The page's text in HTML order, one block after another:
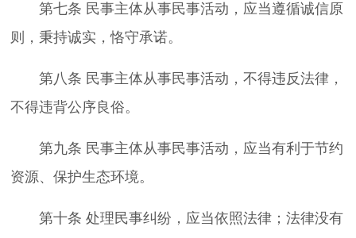
第七条 民事主体从事民事活动，应当遵循诚信原
则，秉持诚实，恪守承诺。
第八条 民事主体从事民事活动，不得违反法律，
不得违背公序良俗。
第九条 民事主体从事民事活动，应当有利于节约
资源、保护生态环境。
第十条 处理民事纠纷，应当依照法律；法律没有